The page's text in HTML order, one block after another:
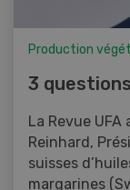
Production
3
La Revue
Reinhard,
suisses
margarines